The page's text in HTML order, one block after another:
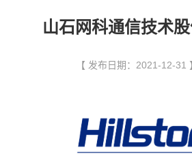
山石网科通信技术
【 发布日期：2021-12-